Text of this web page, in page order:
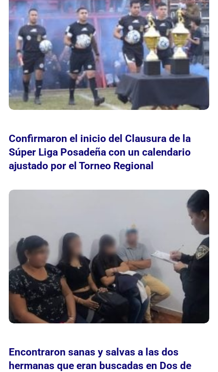
Confirmaron el inicio del Clausura de la
Súper Liga Posadeña con un calendario
ajustado por el Torneo Regional
Encontraron sanas y salvas a las dos
hermanas que eran buscadas en Dos de